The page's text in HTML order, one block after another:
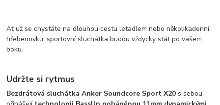
Ať už se chystáte na dlouhou cestu letadlem nebo několikadenní
hřebenovku, sportovní sluchátka budou vždycky stát po vašem
boku.
Udržte si rytmus
Bezdrátová sluchátka Anker Soundcore Sport X20 s sebou